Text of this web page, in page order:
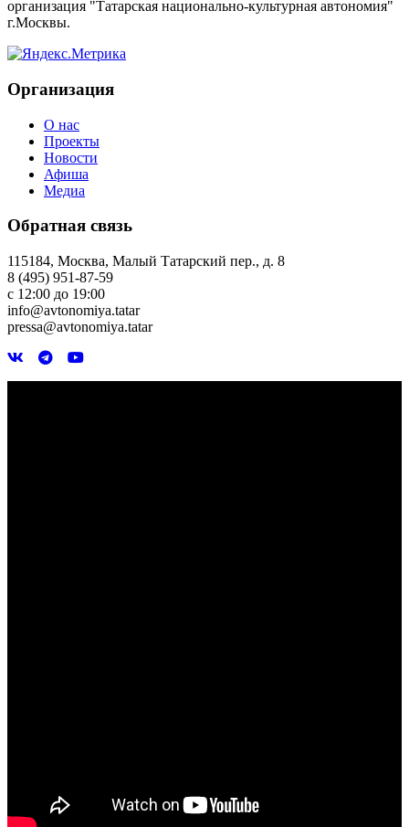
организация "Татарская национально-культурная автономия"
г.Москвы.
Организация
О нас
Проекты
Новости
Афиша
Медиа
Обратная связь
115184, Москва, Малый Татарский пер., д. 8
8 (495) 951-87-59
с 12:00 до 19:00
info@avtonomiya.tatar
pressa@avtonomiya.tatar